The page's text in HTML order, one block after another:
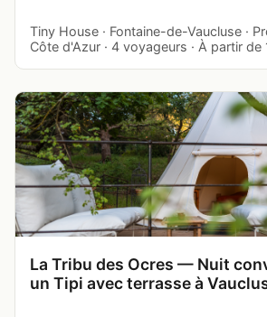
Tiny House · Fontaine-de-Vaucluse ·
Côte d'Azur · 4 voyageurs · À partir
La Tribu des Ocres — Nuit
un Tipi avec terrasse à